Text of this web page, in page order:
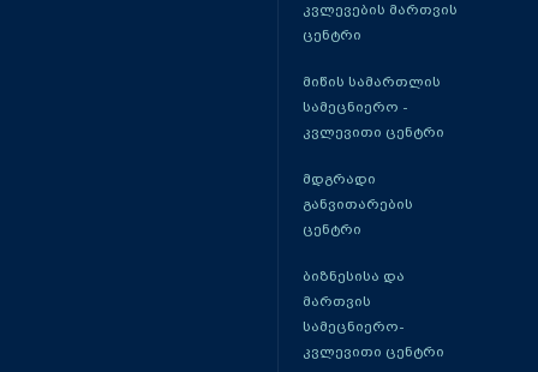
კვლევების მართვის
ცენტრი
მიწის სამართლის
სამეცნიერო -
კვლევითი ცენტრი
მდგრადი
განვითარების
ცენტრი
ბიზნესისა და
მართვის
სამეცნიერო-
კვლევითი ცენტრი